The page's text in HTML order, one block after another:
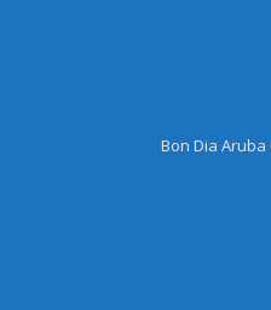
Bon Dia